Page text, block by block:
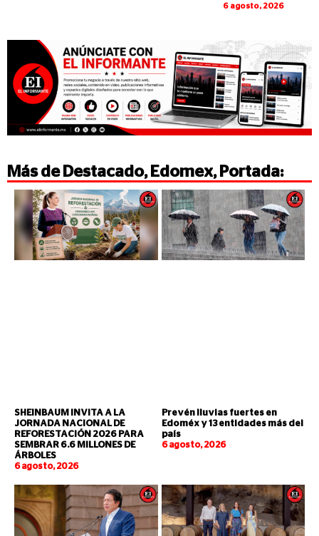
6 agosto, 2026
Más de Destacado, Edomex, Portada:
SHEINBAUM INVITA A LA
JORNADA NACIONAL DE
REFORESTACIÓN 2026 PARA
SEMBRAR 6.6 MILLONES DE
ÁRBOLES
6 agosto, 2026
Prevén lluvias fuertes en
Edoméx y 13 entidades más del
país
6 agosto, 2026